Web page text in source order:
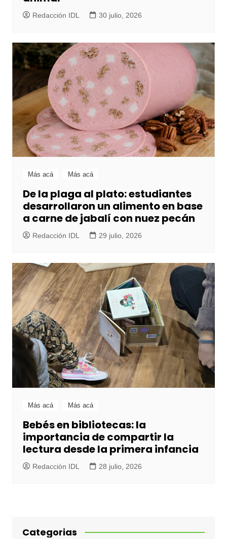
Redacción IDL 30 julio, 2026
Más acá Más acá
De la plaga al plato: estudiantes
desarrollaron un alimento en base
a carne de jabalí con nuez pecán
Redacción IDL 29 julio, 2026
Más acá Más acá
Bebés en bibliotecas: la
importancia de compartir la
lectura desde la primera infancia
Redacción IDL 28 julio, 2026
Categorias